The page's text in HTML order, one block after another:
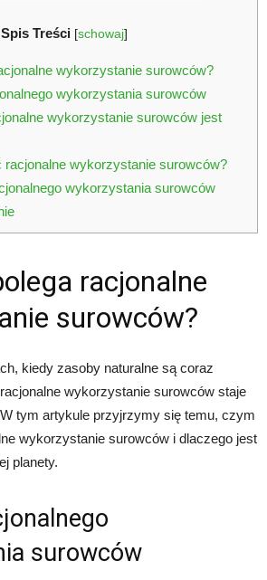
Spis Treści [schowaj]
wykorzystanie surowców?
wykorzystania surowców
wykorzystanie surowców jest
wykorzystanie surowców?
wykorzystania surowców
racjonalne
surowców?
kiedy zasoby naturalne są coraz
wykorzystanie surowców staje
tym artykule przyjrzymy się temu, czym
wykorzystanie surowców i dlaczego jest
planety.
surowców